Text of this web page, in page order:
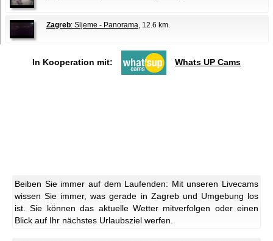
Zagreb: Sljeme - Panorama, 12.6 km.
In Kooperation mit: Whats UP Cams
Beiben Sie immer auf dem Laufenden: Mit unseren Livecams
wissen Sie immer, was gerade in Zagreb und Umgebung los
ist. Sie können das aktuelle Wetter mitverfolgen oder einen
Blick auf Ihr nächstes Urlaubsziel werfen.